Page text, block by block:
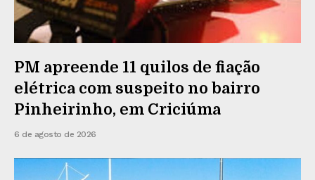
PM apreende 11 quilos de fiação
elétrica com suspeito no bairro
Pinheirinho, em Criciúma
6 de agosto de 2026